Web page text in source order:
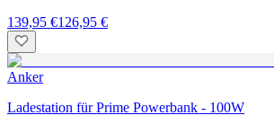
139,95 €126,95 €
Anker
Ladestation für Prime Powerbank - 100W